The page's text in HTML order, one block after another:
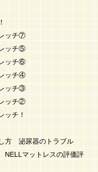
ッチ⑦
ッチ⑤
ッチ⑥
ッチ④
ッチ③
ッチ②
ッチ！
方 泌尿器のトラブル
マットレスの評価評